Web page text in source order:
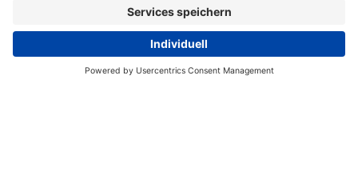
Cookie-Einstellungen
Progenerika
© Copyright STADA 2026